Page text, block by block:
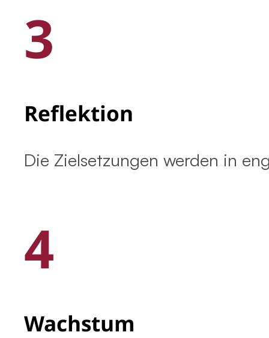
3
Reflektion
Die Zielsetzungen werden in
4
Wachstum